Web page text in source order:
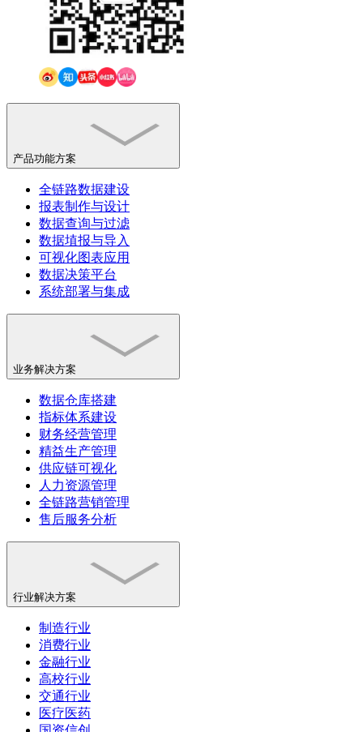
产品功能方案
全链路数据建设
报表制作与设计
数据查询与过滤
数据埴报与导入
可视化图表应用
数据决策平台
系统部署与集成
业务解决方案
数据仓库搭建
指标体系建设
财务经营管理
精益生产管理
供应链可视化
人力资源管理
全链路营销管理
售后服务分析
行业解决方案
制造行业
消费行业
金融行业
高校行业
交通行业
医疗医药